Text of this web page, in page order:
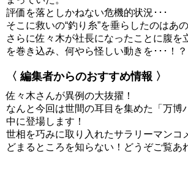
評価を落としかねない危機的状況･･･
そこに救いの“釣り糸”を垂らしたのはあ
さらに佐々木が社長になったことに腹を
を巻き込み、何やら怪しい動きを･･･！？
〈 編集者からのおすすめ情報 〉
佐々木さんが異例の大抜擢！
なんと今回は世間の耳目を集めた「万博
中に登場します！
世相を巧みに取り入れたサラリーマンコ
どまるところを知らない！どうぞご覧あ